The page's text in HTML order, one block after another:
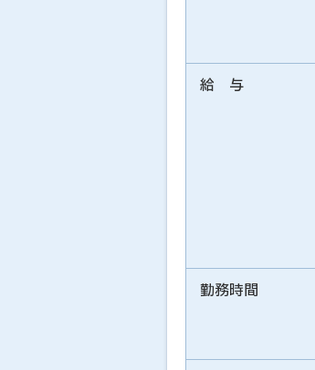
給 与
勤務時間